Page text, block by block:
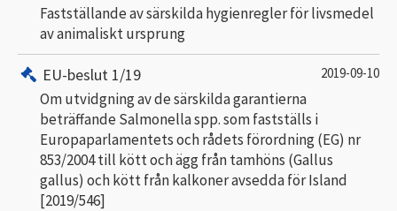
Fastställande av särskilda hygienregler för livsmedel
av animaliskt ursprung
EU-beslut 1/19 2019-09-10
Om utvidgning av de särskilda garantierna
beträffande Salmonella spp. som fastställs i
Europaparlamentets och rådets förordning (EG) nr
853/2004 till kött och ägg från tamhöns (Gallus
gallus) och kött från kalkoner avsedda för Island
[2019/546]